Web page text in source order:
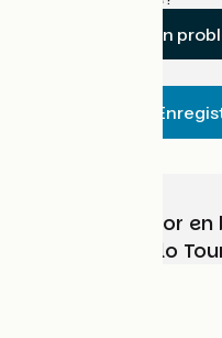
Een
Kies, bereid voor
met France Vélo